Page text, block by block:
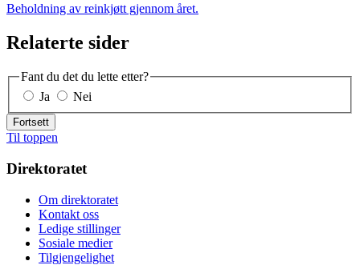
Beholdning av reinkjøtt gjennom året.
Relaterte sider
Fant du det du lette etter?
Ja
Nei
Fortsett
Til toppen
Direktoratet
Om direktoratet
Kontakt oss
Ledige stillinger
Sosiale medier
Tilgjengelighet